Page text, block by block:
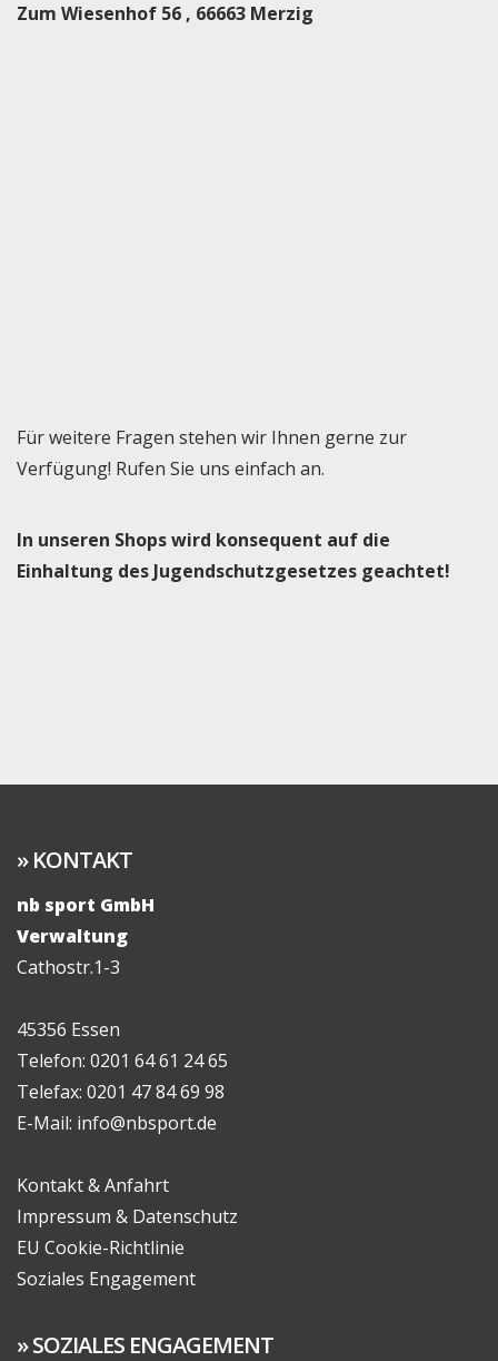
Zum Wiesenhof 56 , 66663 Merzig
Für weitere Fragen stehen wir Ihnen gerne zur
Verfügung! Rufen Sie uns einfach an.
In unseren Shops wird konsequent auf die
Einhaltung des Jugendschutzgesetzes geachtet!
KONTAKT
nb sport GmbH
Verwaltung
Cathostr.1-3
45356 Essen
Telefon: 0201 64 61 24 65
Telefax: 0201 47 84 69 98
E-Mail: info@nbsport.de
Kontakt & Anfahrt
Impressum & Datenschutz
EU Cookie-Richtlinie
Soziales Engagement
SOZIALES ENGAGEMENT